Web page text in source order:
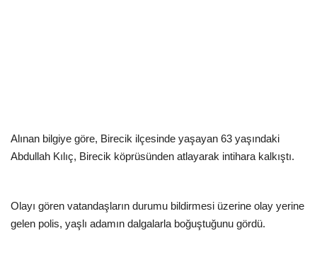
Alınan bilgiye göre, Birecik ilçesinde yaşayan 63 yaşındaki
Abdullah Kılıç, Birecik köprüsünden atlayarak intihara kalkıştı.
Olayı gören vatandaşların durumu bildirmesi üzerine olay yerine
gelen polis, yaşlı adamın dalgalarla boğuştuğunu gördü.